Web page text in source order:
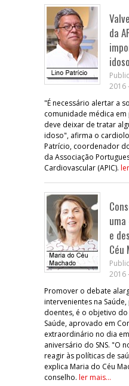
da
2016
"É necessário alertar a
comunidade médica
deve deixar de tratar
idoso", afirma o
Patrício, coordenador
da Associação
Cardiovascular (APIC).
e
Céu
2016
Promover o debate
intervenientes na
doentes, é o objetivo
Saúde, aprovado em
extraordinário no dia
aniversário do SNS. "O
reagir às políticas de
explica Maria do Céu
conselho. ler mais...